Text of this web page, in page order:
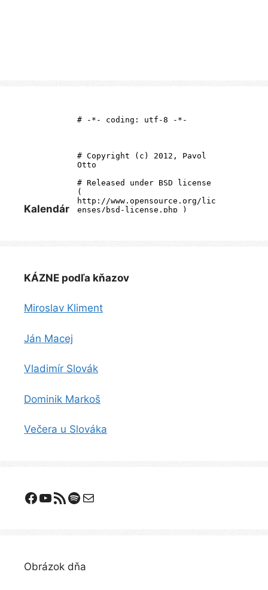
Kalendár
KÁZNE podľa kňazov
Miroslav Kliment
Ján Macej
Vladimír Slovák
Dominik Markoš
Večera u Slováka
Facebook
YouTube
Odoberanie RSSSpotify
E-mail
Obrázok dňa